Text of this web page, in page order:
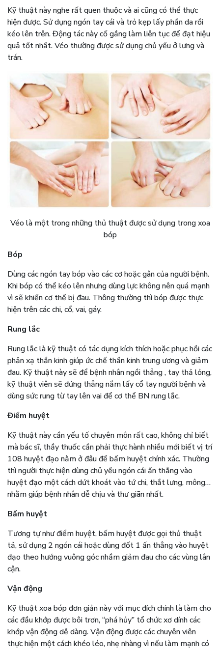
Kỹ thuật này nghe rất quen thuộc và ai cũng có thể thực
hiện được. Sử dụng ngón tay cái và trỏ kẹp lấy phần da rồi
kéo lên trên. Động tác này cố gắng làm liên tục để đạt hiệu
quả tốt nhất. Véo thường được sử dụng chủ yếu ở lưng và
trán.
Véo là một trong những thủ thuật được sử dụng trong xoa
bóp
Bóp
Dùng các ngón tay bóp vào các cơ hoặc gân của người bệnh.
Khi bóp có thể kéo lên nhưng dùng lực không nên quá mạnh
vì sẽ khiến cơ thể bị đau. Thông thường thì bóp được thực
hiện trên các chi, cổ, vai, gáy.
Rung lắc
Rung lắc là kỹ thuật có tác dụng kích thích hoặc phục hồi các
phản xạ thần kinh giúp ức chế thần kinh trung ương và giảm
đau. Kỹ thuật này sẽ để bệnh nhân ngồi thẳng , tay thả lỏng,
kỹ thuật viên sẽ đứng thẳng nắm lấy cổ tay người bệnh và
dùng sức rung từ tay lên vai để cơ thể BN rung lắc.
Điểm huyệt
Kỹ thuật này cần yếu tố chuyên môn rất cao, không chỉ biết
mà bác sĩ, thầy thuốc cần phải thực hành nhiều mới biết vị trí
108 huyệt đạo nằm ở đâu để bấm huyệt chính xác. Thường
thì người thực hiện dùng chủ yếu ngón cái ấn thẳng vào
huyệt đạo một cách dứt khoát vào tứ chi, thắt lưng, mông…
nhằm giúp bệnh nhân dễ chịu và thư giãn nhất.
Bấm huyệt
Tương tự như điểm huyệt, bấm huyệt được gọi thủ thuật
tả, sử dụng 2 ngón cái hoặc dùng đốt 1 ấn thẳng vào huyệt
đạo theo hướng vuông góc nhầm giảm đau cho các vùng lân
cận.
Vận động
Kỹ thuật xoa bóp đơn giản này với mục đích chính là làm cho
các đầu khớp được bôi trơn, “phá hủy” tổ chức xơ dính các
khớp vận động dễ dàng. Vận động được các chuyên viên
thực hiện một cách khéo léo, nhẹ nhàng vì nếu làm mạnh có